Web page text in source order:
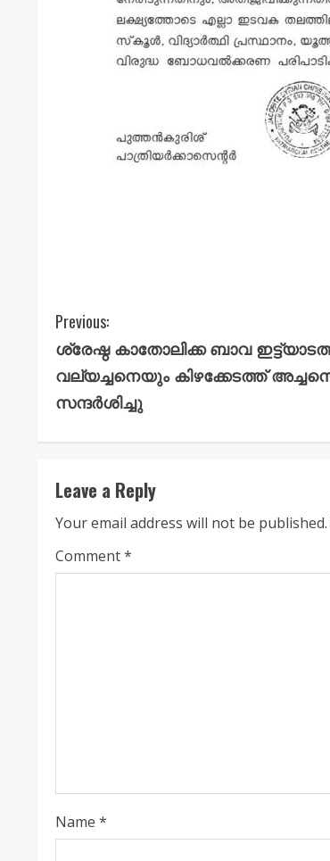
C
o
n
t
i
n
u
e
n
g
Previous:
ശ്രേഷ്ഠ കാതോലിക്ക ബാവ
വല്യച്ചനെയും കിഴക്കേടത്ത്
സന്ദർശിച്ചു
Leave a Reply
Your email address will not be published.
Comment*
Name *